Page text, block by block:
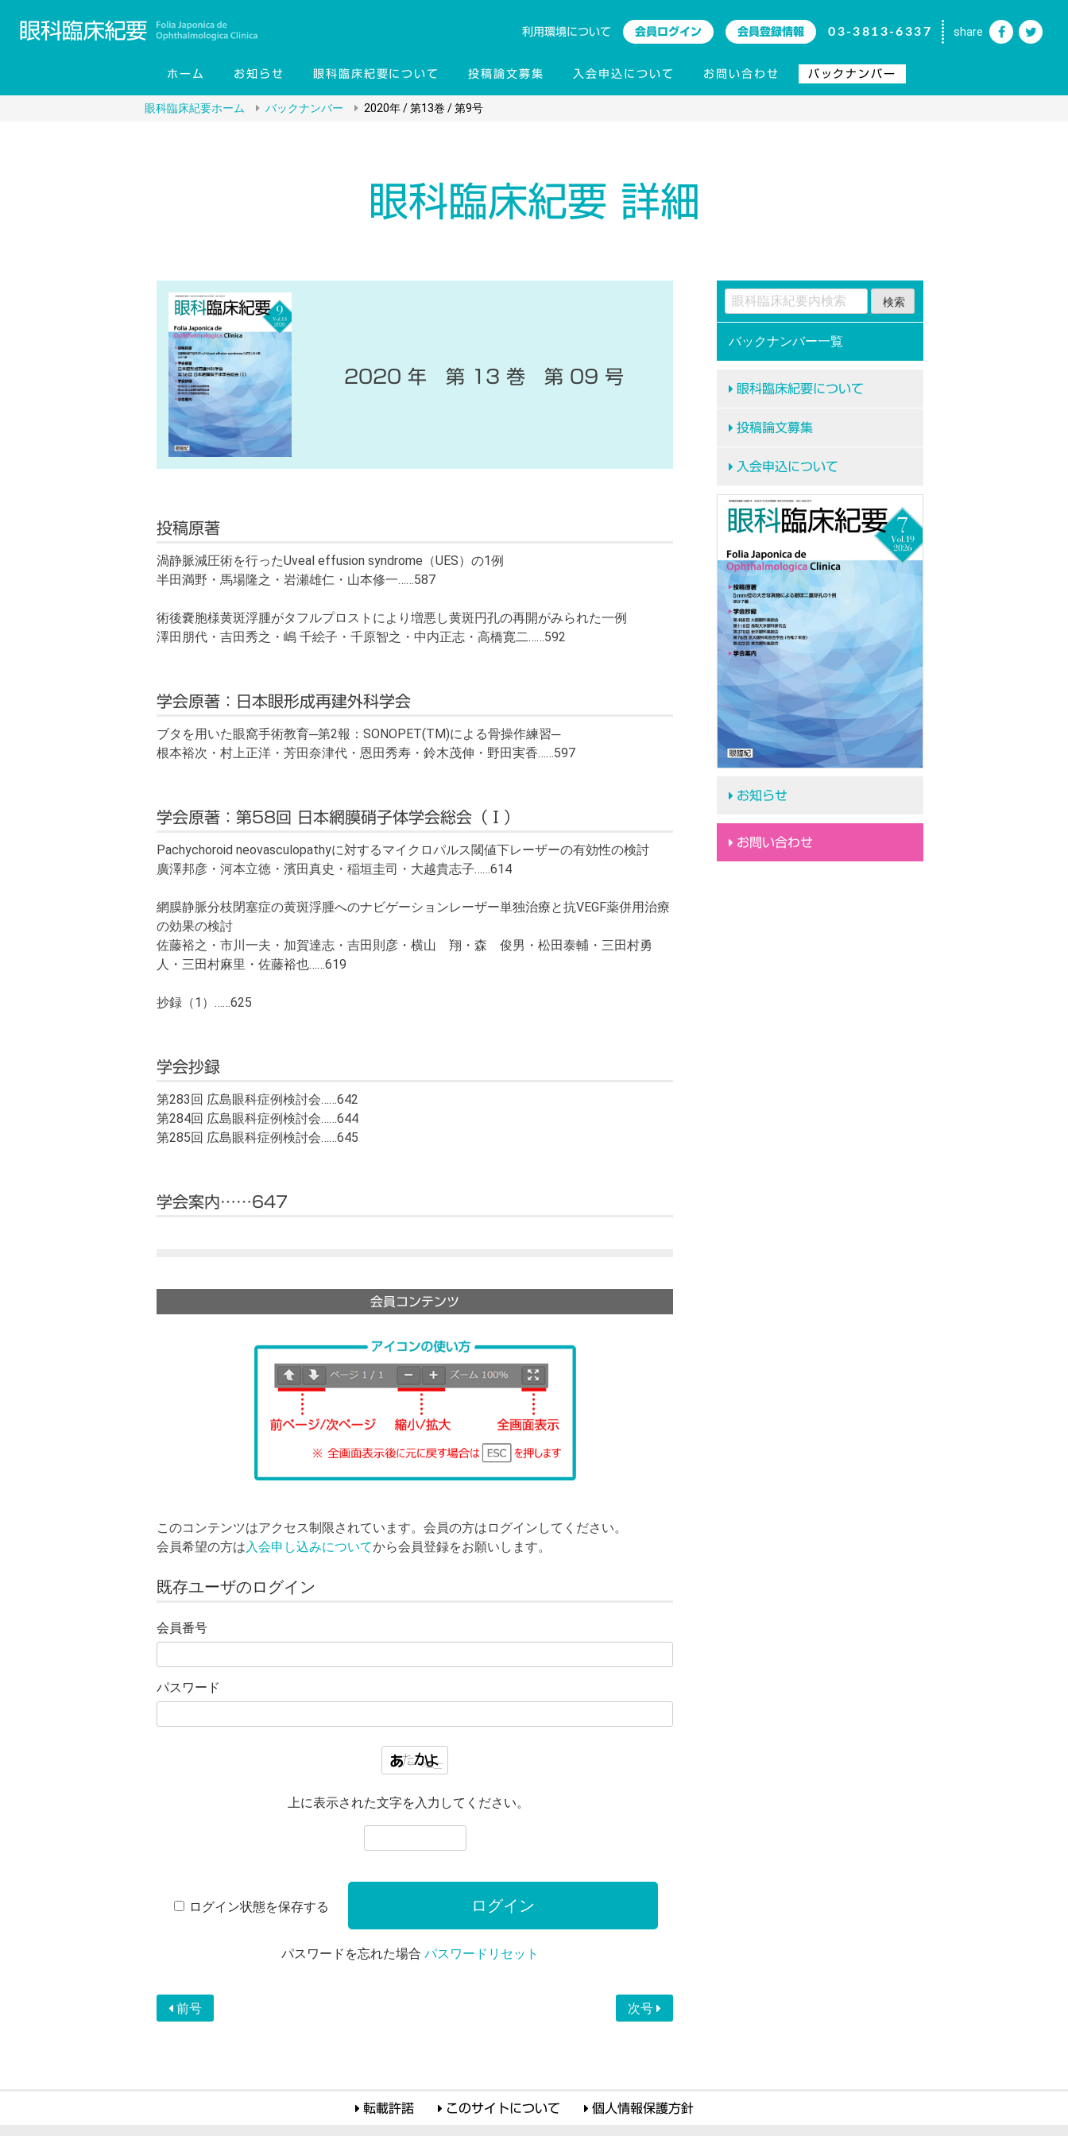
利用環境について 会員ログイン 会員登録情報 03-3813-6337 share
ホーム お知らせ 眼科臨床紀要について 投稿論文募集 入会申込について お問い合わせ バックナンバー
眼科臨床紀要ホーム バックナンバー 2020年 / 第13巻 / 第9号
眼科臨床紀要 詳細
2020 年 第 13 巻 第 09 号
投稿原著
渦静脈減圧術を行ったUveal effusion syndrome（UES）の1例
半田満野・馬場隆之・岩瀬雄仁・山本修一……587
術後嚢胞様黄斑浮腫がタフルプロストにより増悪し黄斑円孔の再開がみられた一例
澤田朋代・吉田秀之・嶋 千絵子・千原智之・中内正志・高橋寛二……592
学会原著：日本眼形成再建外科学会
ブタを用いた眼窩手術教育─第2報：SONOPET(TM)による骨操作練習─
根本裕次・村上正洋・芳田奈津代・恩田秀寿・鈴木茂伸・野田実香……597
学会原著：第58回 日本網膜硝子体学会総会（Ⅰ）
Pachychoroid neovasculopathyに対するマイクロパルス閾値下レーザーの有効性の検討
廣澤邦彦・河本立徳・濱田真史・稲垣圭司・大越貴志子……614
網膜静脈分枝閉塞症の黄斑浮腫へのナビゲーションレーザー単独治療と抗VEGF薬併用治療
の効果の検討
佐藤裕之・市川一夫・加賀達志・吉田則彦・横山 翔・森 俊男・松田泰輔・三田村勇
人・三田村麻里・佐藤裕也……619
抄録（1）……625
学会抄録
第283回 広島眼科症例検討会……642
第284回 広島眼科症例検討会……644
第285回 広島眼科症例検討会……645
学会案内……647
会員コンテンツ
このコンテンツはアクセス制限されています。会員の方はログインしてください。
会員希望の方は 入会申し込みについてから会員登録をお願いします。
既存ユーザのログイン
会員番号
パスワード
上に表示された文字を入力してください。
ログイン状態を保存する
パスワードを忘れた場合パスワードリセット
前号 次号
バックナンバー一覧
眼科臨床紀要について
投稿論文募集
入会申込について
お知らせ
お問い合わせ
転載許諾 このサイトについて 個人情報保護方針